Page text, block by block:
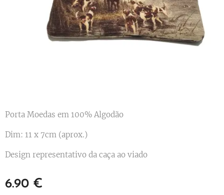
Porta Moedas em 100% Algodão
Dim: 11 x 7cm (aprox.)
Design representativo da caça ao viado
6.90 €